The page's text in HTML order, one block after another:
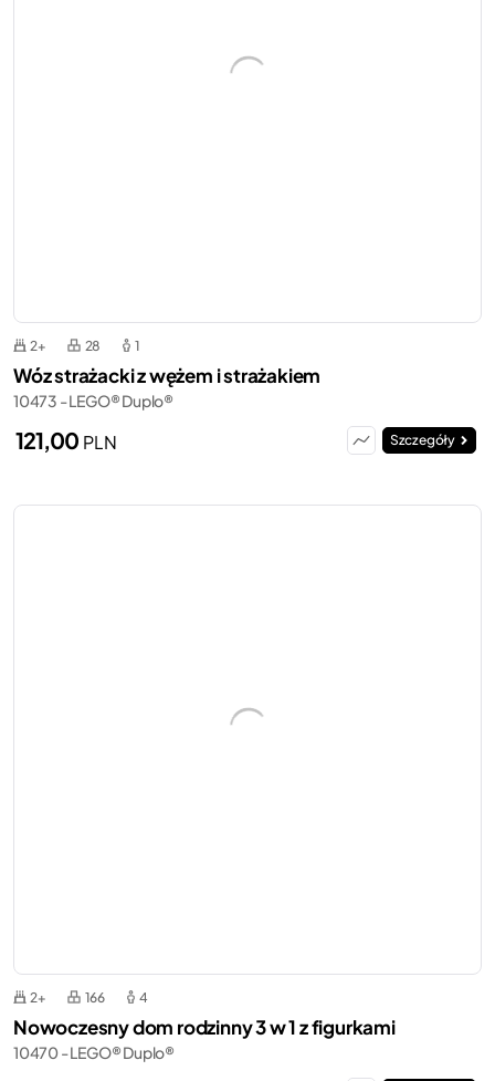
2+ 28 1
Wóz strażacki z wężem i strażakiem
10473 - LEGO® Duplo®
121,00 PLN Szczegóły
2+ 166 4
Nowoczesny dom rodzinny 3 w 1 z figurkami
10470 - LEGO® Duplo®